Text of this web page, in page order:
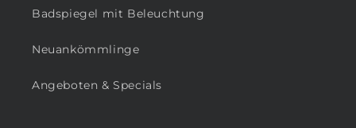
Badspiegel mit Beleuchtung
Neuankömmlinge
Angeboten & Specials